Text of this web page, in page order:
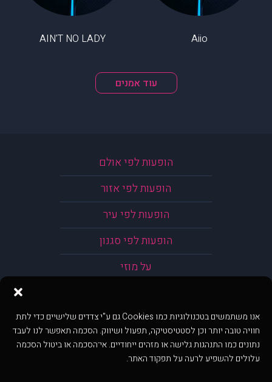
אנו משתמשים בטכנולוגיות כמו Cookies גם ע"י צדדים שלישיים כדי לתת
חוויה טובה יותר וכן לסטטיסטיקה, תפעול ושיווק. הסכמה תאפשר לנו לעבד
נתונים כמו התנהגות גלישה או מזהים ייחודיים. אי־הסכמה או ביטול הסכמה
עלולים להשפיע לרעה על תפקוד האתר.
Aiio
AIN'T NO LADY
עוד אמנים
הופעות לפי אולם
הופעות לפי אזור
הופעות לפי עיר
הופעות לפי סגנון
על מוזי